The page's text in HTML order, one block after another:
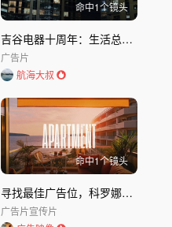
命中1个镜头
吉谷电器十周年：生活总会明白，爱一直在沸腾
广告片
航海大叔
命中1个镜头
寻找最佳广告位，科罗娜要租赁你的日落！
广告片宣传片